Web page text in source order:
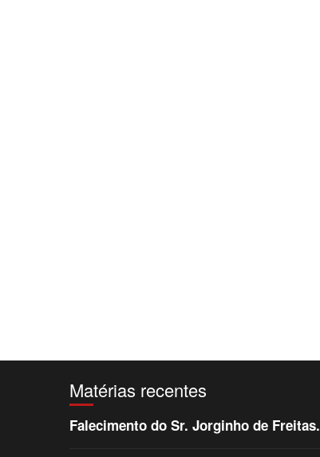
Matérias recentes
Falecimento do Sr. Jorginho de Freitas.